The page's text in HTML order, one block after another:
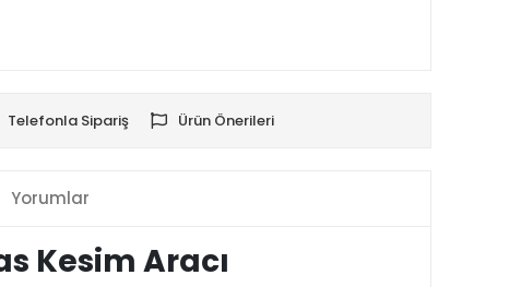
Telefonla Sipariş Ürün Önerileri
Yorumlar
Kesim Aracı